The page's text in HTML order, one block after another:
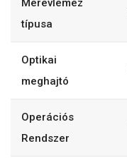
Merevlemez
típusa
Optikai
meghajtó
Operációs
Rendszer